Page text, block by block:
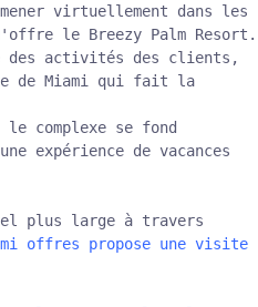
virtuellement dans les
le Breezy Palm Resort.
des activités des clients,
de Miami qui fait la
le complexe se fond
expérience de vacances
plus large à travers
offres propose une visite